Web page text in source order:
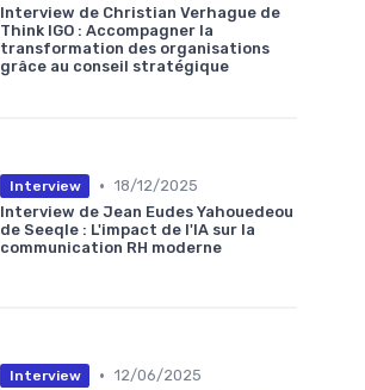
Interview de Christian Verhague de
Think IGO : Accompagner la
transformation des organisations
grâce au conseil stratégique
Interview • 18/12/2025
Interview de Jean Eudes Yahouedeou
de Seeqle : L'impact de l'IA sur la
communication RH moderne
Interview • 12/06/2025